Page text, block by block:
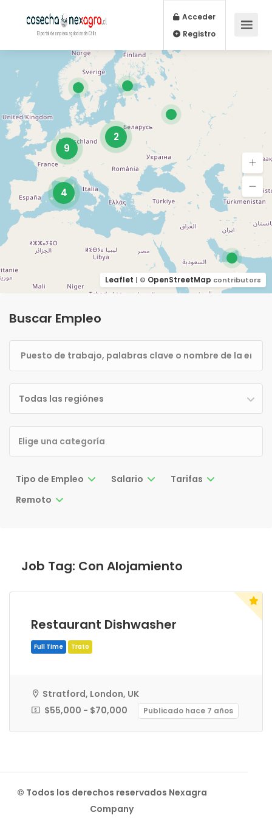
Acceder
Registro
Buscar Empleo
Todas las regiónes
Tipo de Empleo Salario
Tarifas
Remoto
Job Tag: Con Alojamiento
Restaurant Dishwasher
Stratford, London, UK
$55,000 - $70,000
Publicado hace 7 años
© Todos los derechos reservados Nexagra
Company
2
4
9
Leaflet | © OpenStreetMap contributors